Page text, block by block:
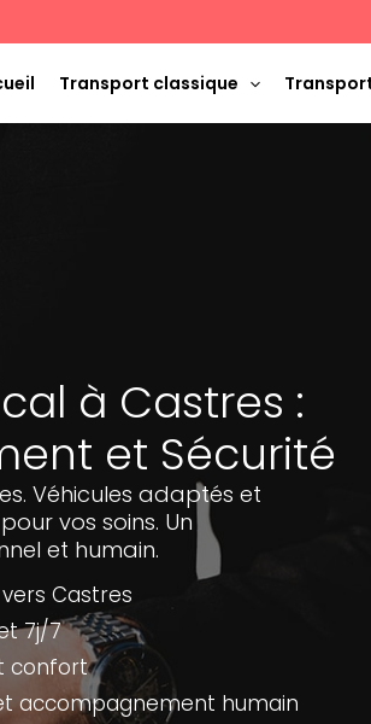
Transport classique
à Castres :
et Sécurité
Véhicules adaptés et
vos soins. Un
et humain.
Castres
7j/7
confort
accompagnement humain